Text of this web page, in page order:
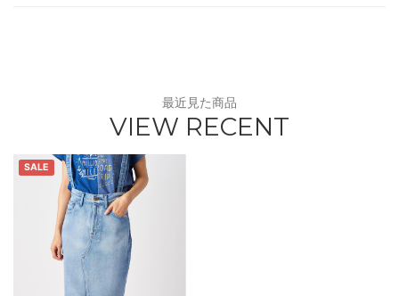
最近見た商品
VIEW RECENT
SALE